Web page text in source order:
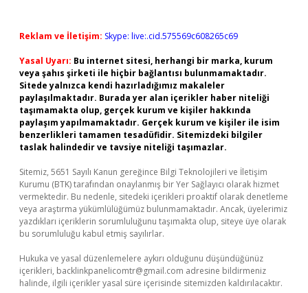
Reklam ve İletişim: Skype: live:.cid.575569c608265c69
Yasal Uyarı: Bu internet sitesi, herhangi bir marka, kurum
veya şahıs şirketi ile hiçbir bağlantısı bulunmamaktadır.
Sitede yalnızca kendi hazırladığımız makaleler
paylaşılmaktadır. Burada yer alan içerikler haber niteliği
taşımamakta olup, gerçek kurum ve kişiler hakkında
paylaşım yapılmamaktadır. Gerçek kurum ve kişiler ile isim
benzerlikleri tamamen tesadüfidir. Sitemizdeki bilgiler
taslak halindedir ve tavsiye niteliği taşımazlar.
Sitemiz, 5651 Sayılı Kanun gereğince Bilgi Teknolojileri ve İletişim
Kurumu (BTK) tarafından onaylanmış bir Yer Sağlayıcı olarak hizmet
vermektedir. Bu nedenle, sitedeki içerikleri proaktif olarak denetleme
veya araştırma yükümlülüğümüz bulunmamaktadır. Ancak, üyelerimiz
yazdıkları içeriklerin sorumluluğunu taşımakta olup, siteye üye olarak
bu sorumluluğu kabul etmiş sayılırlar.
Hukuka ve yasal düzenlemelere aykırı olduğunu düşündüğünüz
içerikleri, backlinkpanelicomtr@gmail.com adresine bildirmeniz
halinde, ilgili içerikler yasal süre içerisinde sitemizden kaldırılacaktır.